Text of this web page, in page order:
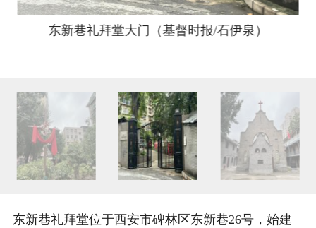
东新巷礼拜堂大门（基督时报/石伊泉）
东新巷礼拜堂位于西安市碑林区东新巷26号，始建